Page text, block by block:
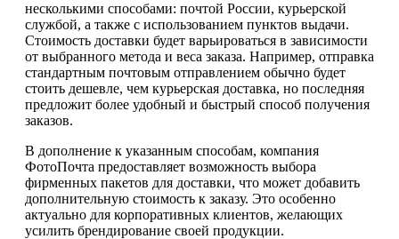
несколькими способами: почтой России, курьерской
службой, а также с использованием пунктов выдачи.
Стоимость доставки будет варьироваться в зависимости
от выбранного метода и веса заказа. Например, отправка
стандартным почтовым отправлением обычно будет
стоить дешевле, чем курьерская доставка, но последняя
предложит более удобный и быстрый способ получения
заказов.
В дополнение к указанным способам, компания
ФотоПочта предоставляет возможность выбора
фирменных пакетов для доставки, что может добавить
дополнительную стоимость к заказу. Это особенно
актуально для корпоративных клиентов, желающих
усилить брендирование своей продукции.